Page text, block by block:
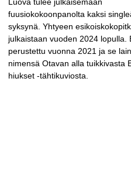
fuusiokokoonpanolta kaksi
syksynä. Yhtyeen
julkaistaan vuoden 2024 lopulla.
perustettu vuonna 2021 ja se
nimensä Otavan alla tuikkivasta
hiukset -tähtikuviosta.